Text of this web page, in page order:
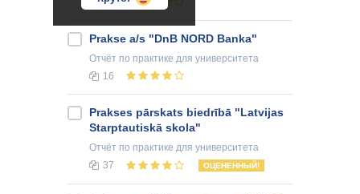
Prakse a/s "DnB NORD Banka"
Отчёт по практике для университета
16
Prakses pārskats biedrībā "Latvijas
Starptautiskā skola"
Отчёт по практике для университета
37
ОЦЕНЕННЫЙ!